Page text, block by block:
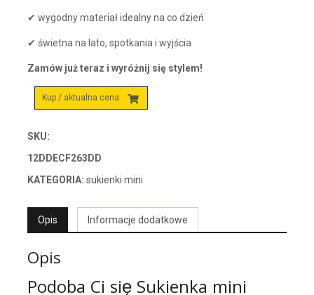
✔ wygodny materiał idealny na co dzień
✔ świetna na lato, spotkania i wyjścia
Zamów już teraz i wyróżnij się stylem!
Kup / aktualna cena
SKU:
12DDECF263DD
KATEGORIA: sukienki mini
Opis Informacje dodatkowe
Opis